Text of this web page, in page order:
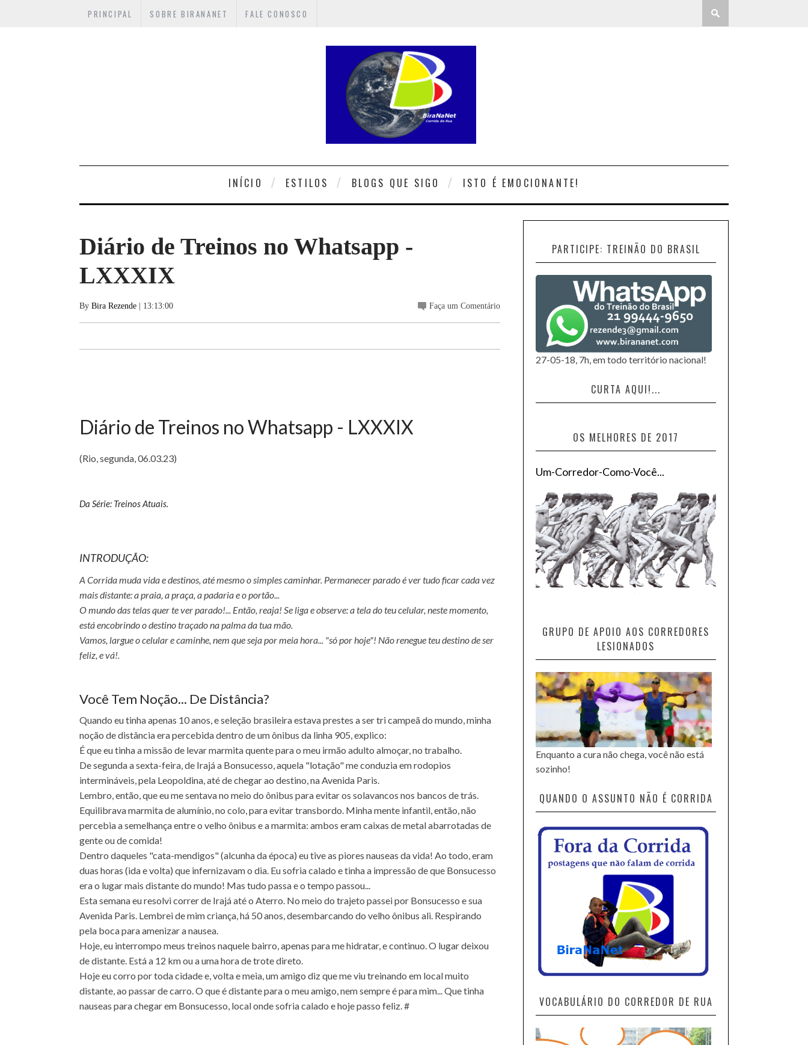
PRINCIPAL SOBRE BIRANANET FALE CONOSCO
INÍCIO ESTILOS BLOGS QUE SIGO ISTO É EMOCIONANTE!
Diário de Treinos no Whatsapp -
LXXXIX
By Bira Rezende | 13:13:00 Faça um Comentário
Diário de Treinos no Whatsapp - LXXXIX
(Rio, segunda, 06.03.23)
Da Série: Treinos Atuais.
INTRODUÇÃO:
A Corrida muda vida e destinos, até mesmo o simples caminhar. Permanecer parado é ver tudo ficar cada vez
mais distante: a praia, a praça, a padaria e o portão...
O mundo das telas quer te ver parado!... Então, reaja! Se liga e observe: a tela do teu celular, neste momento,
está encobrindo o destino traçado na palma da tua mão.
Vamos, largue o celular e caminhe, nem que seja por meia hora... "só por hoje"! Não renegue teu destino de ser
feliz, e vá!.
Você Tem Noção... De Distância?
Quando eu tinha apenas 10 anos, e seleção brasileira estava prestes a ser tri campeã do mundo, minha
noção de distância era percebida dentro de um ônibus da linha 905, explico:
É que eu tinha a missão de levar marmita quente para o meu irmão adulto almoçar, no trabalho.
De segunda a sexta-feira, de Irajá a Bonsucesso, aquela "lotação" me conduzia em rodopios
intermináveis, pela Leopoldina, até de chegar ao destino, na Avenida Paris.
Lembro, então, que eu me sentava no meio do ônibus para evitar os solavancos nos bancos de trás.
Equilibrava marmita de alumínio, no colo, para evitar transbordo. Minha mente infantil, então, não
percebia a semelhança entre o velho ônibus e a marmita: ambos eram caixas de metal abarrotadas de
gente ou de comida!
Dentro daqueles "cata-mendigos" (alcunha da época) eu tive as piores nauseas da vida! Ao todo, eram
duas horas (ida e volta) que infernizavam o dia. Eu sofria calado e tinha a impressão de que Bonsucesso
era o lugar mais distante do mundo! Mas tudo passa e o tempo passou...
Esta semana eu resolvi correr de Irajá até o Aterro. No meio do trajeto passei por Bonsucesso e sua
Avenida Paris. Lembrei de mim criança, há 50 anos, desembarcando do velho ônibus ali. Respirando
pela boca para amenizar a nausea.
Hoje, eu interrompo meus treinos naquele bairro, apenas para me hidratar, e continuo. O lugar deixou
de distante. Está a 12 km ou a uma hora de trote direto.
Hoje eu corro por toda cidade e, volta e meia, um amigo diz que me viu treinando em local muito
distante, ao passar de carro. O que é distante para o meu amigo, nem sempre é para mim... Que tinha
nauseas para chegar em Bonsucesso, local onde sofria calado e hoje passo feliz. #
PARTICIPE: TREINÃO DO BRASIL
27-05-18, 7h, em todo território nacional!
CURTA AQUI!...
OS MELHORES DE 2017
Um-Corredor-Como-Você...
GRUPO DE APOIO AOS CORREDORES
LESIONADOS
Enquanto a cura não chega, você não está
sozinho!
QUANDO O ASSUNTO NÃO É CORRIDA
VOCABULÁRIO DO CORREDOR DE RUA